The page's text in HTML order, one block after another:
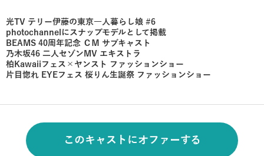
光TV テリー伊藤の東京一人暮らし娘 #6
photochannelにスナップモデルとして掲載
BEAMS 40周年記念 ＣＭ サブキャスト
乃木坂46 二人セゾンMV エキストラ
柏Kawaiiフェス×ヤンスト ファッションショー
片目惚れ EYEフェス 桜りん生誕祭 ファッションショー
このキャストにオファーする